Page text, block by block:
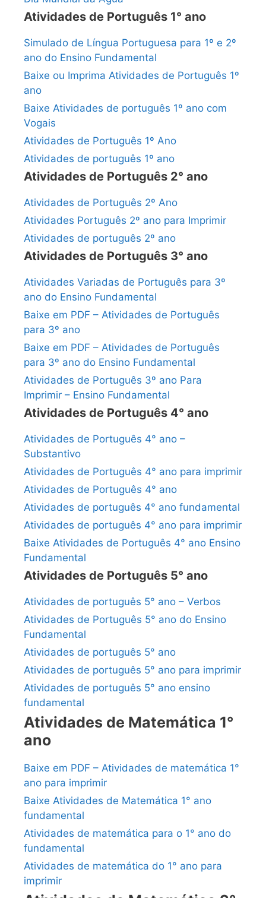
Atividades de Português 1° ano
Simulado de Língua Portuguesa para 1º e 2º
ano do Ensino Fundamental
Baixe ou Imprima Atividades de Português 1º
ano
Baixe Atividades de português 1º ano com
Vogais
Atividades de Português 1º Ano
Atividades de português 1º ano
Atividades de Português 2° ano
Atividades de Português 2º Ano
Atividades Português 2º ano para Imprimir
Atividades de português 2º ano
Atividades de Português 3° ano
Atividades Variadas de Português para 3º
ano do Ensino Fundamental
Baixe em PDF – Atividades de Português
para 3º ano
Baixe em PDF – Atividades de Português
para 3º ano do Ensino Fundamental
Atividades de Português 3º ano Para
Imprimir – Ensino Fundamental
Atividades de Português 4° ano
Atividades de Português 4° ano –
Substantivo
Atividades de Português 4° ano para imprimir
Atividades de Português 4° ano
Atividades de português 4° ano fundamental
Atividades de português 4° ano para imprimir
Baixe Atividades de Português 4° ano Ensino
Fundamental
Atividades de Português 5° ano
Atividades de português 5° ano – Verbos
Atividades de Português 5° ano do Ensino
Fundamental
Atividades de português 5° ano
Atividades de português 5° ano para imprimir
Atividades de português 5° ano ensino
fundamental
Atividades de Matemática 1°
ano
Baixe em PDF – Atividades de matemática 1°
ano para imprimir
Baixe Atividades de Matemática 1° ano
fundamental
Atividades de matemática para o 1° ano do
fundamental
Atividades de matemática do 1° ano para
imprimir